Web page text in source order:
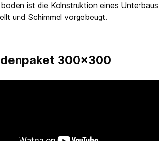
ist die Kolnstruktion eines
und Schimmel vorgebeugt.
300x300